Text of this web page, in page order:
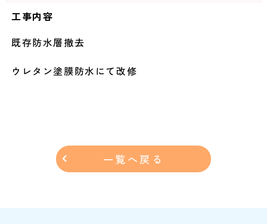
工事内容
既存防水層撤去
ウレタン塗膜防水にて改修
一覧へ戻る